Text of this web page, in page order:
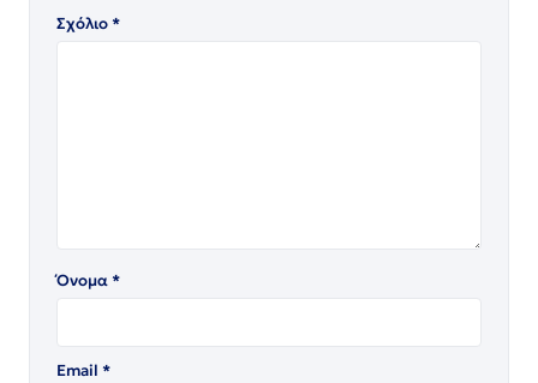
Σχόλιο*
Όνομα*
Email *